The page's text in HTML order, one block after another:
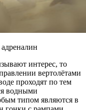
интерес, то
вертолётами
проходят по тем
водными
типом являются в